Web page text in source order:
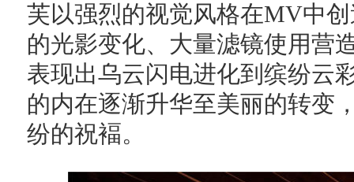
芙以强烈的视觉风格在MV中
的光影变化、大量滤镜使用营
表现出乌云闪电进化到缤纷云
的内在逐渐升华至美丽的转变
纷的祝褔。